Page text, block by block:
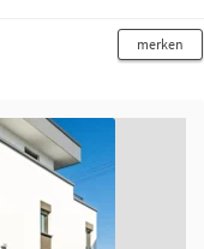
merken